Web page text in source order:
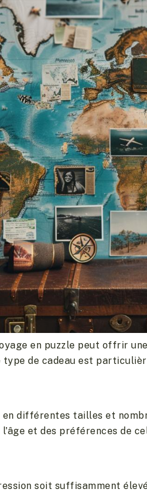
en puzzle peut offrir
type de cadeau est
différentes tailles et
et des préférences de
soit suffisamment